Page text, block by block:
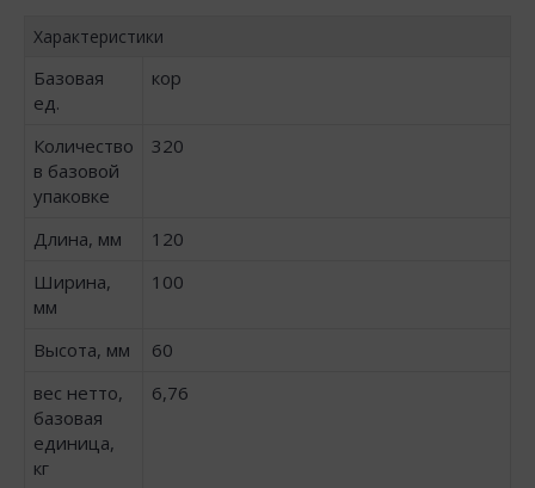
Характеристики
Базовая
ед.
кор
Количество
в базовой
упаковке
320
Длина, мм
120
Ширина,
мм
100
Высота, мм
60
вес нетто,
базовая
единица,
кг
6,76